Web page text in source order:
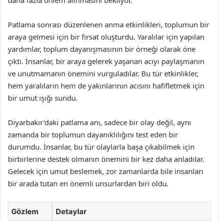
Patlama sonrası düzenlenen anma etkinlikleri, toplumun bir
araya gelmesi için bir fırsat oluşturdu. Yaralılar için yapılan
yardımlar, toplum dayanışmasının bir örneği olarak öne
çıktı. İnsanlar, bir araya gelerek yaşanan acıyı paylaşmanın
ve unutmamanın önemini vurguladılar. Bu tür etkinlikler,
hem yaralıların hem de yakınlarının acısını hafifletmek için
bir umut ışığı sundu.
Diyarbakır’daki patlama anı, sadece bir olay değil, aynı
zamanda bir toplumun dayanıklılığını test eden bir
durumdu. İnsanlar, bu tür olaylarla başa çıkabilmek için
birbirlerine destek olmanın önemini bir kez daha anladılar.
Gelecek için umut beslemek, zor zamanlarda bile insanları
bir arada tutan en önemli unsurlardan biri oldu.
Gözlem Detaylar